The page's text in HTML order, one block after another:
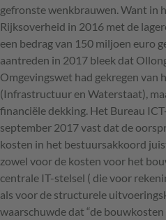
gefronste wenkbrauwen. Want in
Rijksoverheid in 2016 met de
een bedrag van 150 miljoen euro
aantreden in 2017 bleek dat
Omgevingswet had gekregen van
(Infrastructuur en Waterstaat),
financiële dekking. Het Bureau ICT
september 2017 vast dat de
kosten in het bestuursakkoord
zowel voor de kosten voor het
centrale IT-stelsel ( die voor
als voor de structurele
waarschuwde dat “de